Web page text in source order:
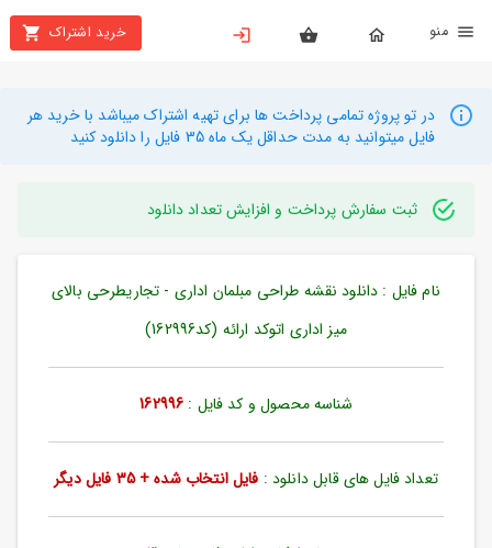
خرید اشتراک
بستن
محصولات
تهیه
راهنما
دانلود
ورود
به
در تو پروژه تمامی پرداخت ها برای تهیه اشتراک میباشد با خرید هر
فایل میتوانید به مدت حداقل یک ماه 35 فایل را دانلود کنید
ثبت سفارش پرداخت و افزایش تعداد دانلود
نام فایل : دانلود نقشه طراحی مبلمان اداری - تجاریطرحی بالای
میز اداری اتوکد ارائه (کد162996)
شناسه محصول و کد فایل : 162996
تعداد فایل های قابل دانلود : فایل انتخاب شده + 35 فایل دیگر